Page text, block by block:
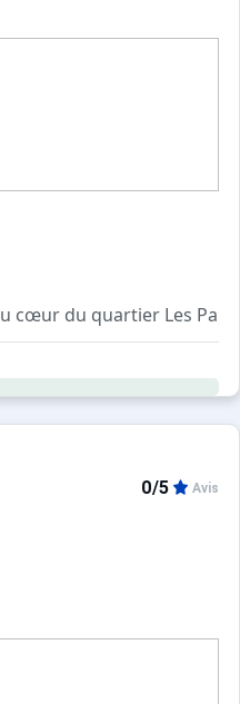
cœur du quartier Les
et agréable. Il
0/5 Avis